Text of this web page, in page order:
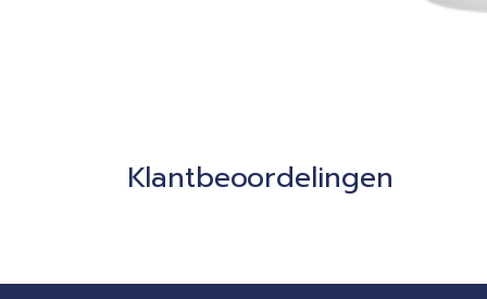
Klantbeoordelingen